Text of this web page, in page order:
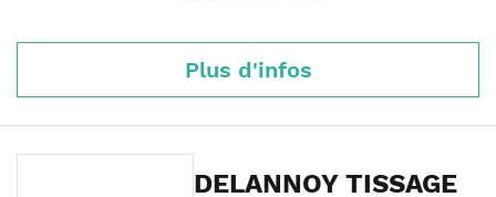
Plus d'infos
DELANNOY TISSAGE